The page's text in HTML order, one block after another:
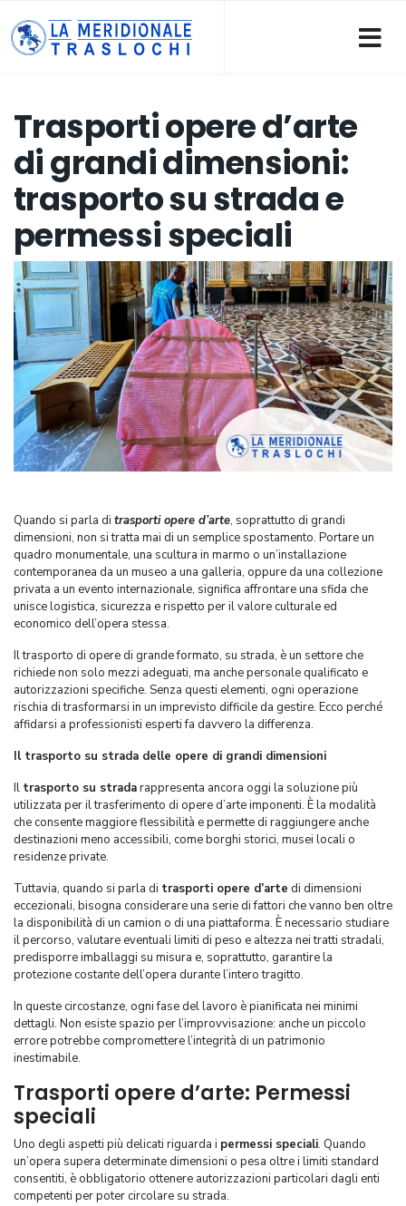
Trasporti opere d’arte
di grandi dimensioni:
trasporto su strada e
permessi speciali
Quando si parla di trasporti opere d’arte, soprattutto di grandi
dimensioni, non si tratta mai di un semplice spostamento. Portare un
quadro monumentale, una scultura in marmo o un’installazione
contemporanea da un museo a una galleria, oppure da una collezione
privata a un evento internazionale, significa affrontare una sfida che
unisce logistica, sicurezza e rispetto per il valore culturale ed
economico dell’opera stessa.
Il trasporto di opere di grande formato, su strada, è un settore che
richiede non solo mezzi adeguati, ma anche personale qualificato e
autorizzazioni specifiche. Senza questi elementi, ogni operazione
rischia di trasformarsi in un imprevisto difficile da gestire. Ecco perché
affidarsi a professionisti esperti fa davvero la differenza.
Il trasporto su strada delle opere di grandi dimensioni
Il trasporto su stradarappresenta ancora oggi la soluzione più
utilizzata per il trasferimento di opere d’arte imponenti. È la modalità
che consente maggiore flessibilità e permette di raggiungere anche
destinazioni meno accessibili, come borghi storici, musei locali o
residenze private.
Tuttavia, quando si parla di trasporti opere d’arte di dimensioni
eccezionali, bisogna considerare una serie di fattori che vanno ben oltre
la disponibilità di un camion o di una piattaforma. È necessario studiare
il percorso, valutare eventuali limiti di peso e altezza nei tratti stradali,
predisporre imballaggi su misura e, soprattutto, garantire la
protezione costante dell’opera durante l’intero tragitto.
In queste circostanze, ogni fase del lavoro è pianificata nei minimi
dettagli. Non esiste spazio per l’improvvisazione: anche un piccolo
errore potrebbe compromettere l’integrità di un patrimonio
inestimabile.
Trasporti opere d’arte: Permessi
speciali
Uno degli aspetti più delicati riguarda i permessi speciali. Quando
un’opera supera determinate dimensioni o pesa oltre i limiti standard
consentiti, è obbligatorio ottenere autorizzazioni particolari dagli enti
competenti per poter circolare su strada.